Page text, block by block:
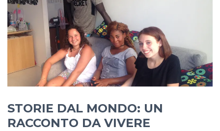
STORIE DAL MONDO: UN
RACCONTO DA VIVERE